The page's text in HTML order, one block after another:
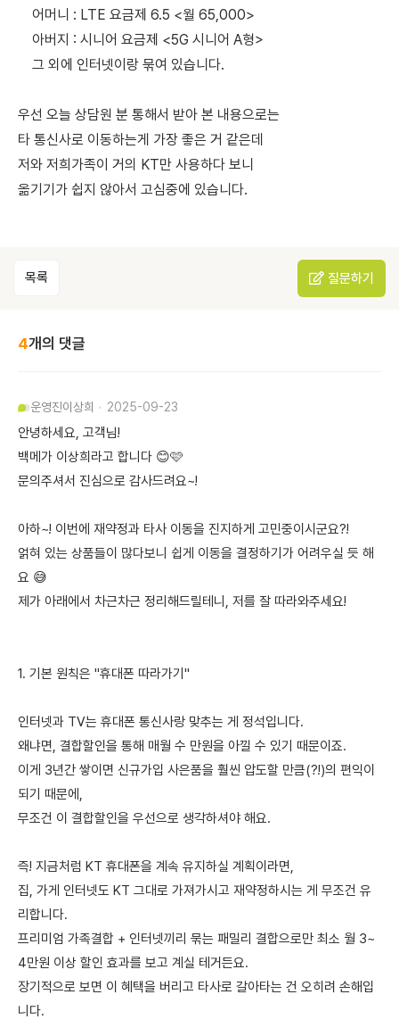
어머니 : LTE 요금제 6.5 <월 65,000>
아버지 : 시니어 요금제 <5G 시니어 A형>
그 외에 인터넷이랑 묶여 있습니다.
우선 오늘 상담원 분 통해서 받아 본 내용으로는
타 통신사로 이동하는게 가장 좋은 거 같은데
저와 저희가족이 거의 KT만 사용하다 보니
옮기기가 쉽지 않아서 고심중에 있습니다.
목록 질문하기
4개의 댓글
운영진이상희 2025-09-23
안녕하세요, 고객님!
백메가 이상희라고 합니다 😊🩷
문의주셔서 진심으로 감사드려요~!
아하~! 이번에 재약정과 타사 이동을 진지하게 고민중이시군요?!
얽혀 있는 상품들이 많다보니 쉽게 이동을 결정하기가 어려우실 듯 해
요 😅
제가 아래에서 차근차근 정리해드릴테니, 저를 잘 따라와주세요!
1. 기본 원칙은 "휴대폰 따라가기"
인터넷과 TV는 휴대폰 통신사랑 맞추는 게 정석입니다.
왜냐면, 결합할인을 통해 매월 수 만원을 아낄 수 있기 때문이죠.
이게 3년간 쌓이면 신규가입 사은품을 훨씬 압도할 만큼(?!)의 편익이
되기 때문에,
무조건 이 결합할인을 우선으로 생각하셔야 해요.
즉! 지금처럼 KT 휴대폰을 계속 유지하실 계획이라면,
집, 가게 인터넷도 KT 그대로 가져가시고 재약정하시는 게 무조건 유
리합니다.
프리미엄 가족결합 + 인터넷끼리 묶는 패밀리 결합으로만 최소 월 3~
4만원 이상 할인 효과를 보고 계실 테거든요.
장기적으로 보면 이 혜택을 버리고 타사로 갈아타는 건 오히려 손해입
니다.